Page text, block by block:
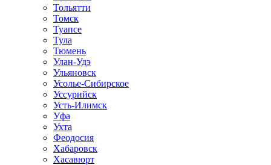
Тольятти
Томск
Туапсе
Тула
Тюмень
Улан-Удэ
Ульяновск
Усолье-Сибирское
Уссурийск
Усть-Илимск
Уфа
Ухта
Феодосия
Хабаровск
Хасавюрт